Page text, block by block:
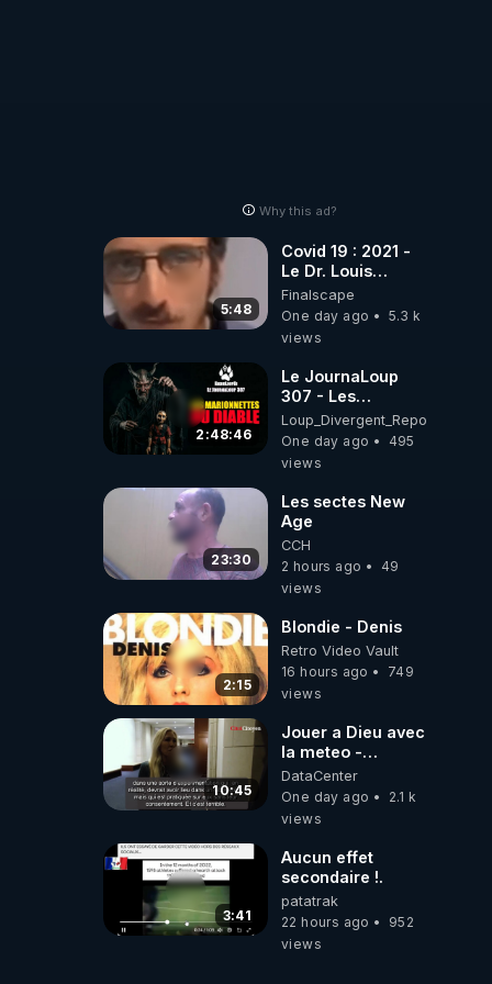
Why this ad?
5:48
Covid 19 : 2021 -
Le Dr. Louis
Fouché renverse
le plateau de
CNews !
Finalscape
One day ago
5.3 k
views
2:48:46
Le JournaLoup
307 - Les
Marionnettes du
Diable - Loup
Divergent
Loup_Divergent_Reposts
One day ago
495
views
23:30
Les sectes New
Age
CCH
2 hours ago
49
views
2:15
Blondie - Denis
Retro Video Vault
16 hours ago
749
views
10:45
Jouer a Dieu avec
la meteo -
Citoicitoyen
DataCenter
One day ago
2.1 k
views
3:41
Aucun effet
secondaire !.
patatrak
22 hours ago
952
views